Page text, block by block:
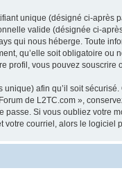
unique (désigné ci-après
valide (désignée ci-
qui nous héberge. Toute
qu’elle soit obligatoire
profil, vous pouvez
afin qu’il soit
de L2TC.com »,
passe. Si vous oubliez votre
votre courriel, alors le